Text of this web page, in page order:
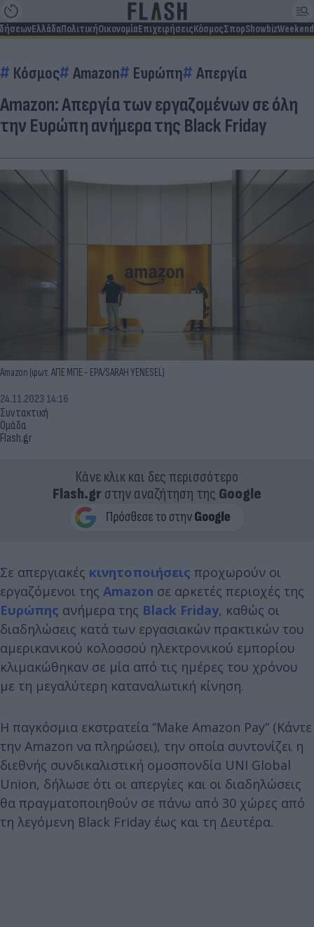
ΕλλάδαΠολιτικήΟικονομίαΕπιχειρήσειςΚόσμοςΣπορShowbizWeekend
Κόσμος Amazon Ευρώπη Απεργία
Amazon: Απεργία των εργαζομένων σε όλη
την Ευρώπη ανήμερα της Black Friday
Amazon (φωτ. ΑΠΕ ΜΠΕ - EPA/SARAH YENESEL)
Συντακτική
Ομάδα
Flash.gr
24.11.2023 14:16
Κάνε κλικ και δες περισσότερο
Flash.grστην αναζήτηση της Google
Σε απεργιακές κινητοποιήσεις προχωρούν οι
εργαζόμενοι της Amazon σε αρκετές περιοχές της
Ευρώπης ανήμερα της Black Friday, καθώς οι
διαδηλώσεις κατά των εργασιακών πρακτικών του
αμερικανικού κολοσσού ηλεκτρονικού εμπορίου
κλιμακώθηκαν σε μία από τις ημέρες του χρόνου
με τη μεγαλύτερη καταναλωτική κίνηση.
Η παγκόσμια εκστρατεία “Make Amazon Pay” (Κάντε
την Amazon να πληρώσει), την οποία συντονίζει η
διεθνής συνδικαλιστική ομοσπονδία UNI Global
Union, δήλωσε ότι οι απεργίες και οι διαδηλώσεις
θα πραγματοποιηθούν σε πάνω από 30 χώρες από
τη λεγόμενη Black Friday έως και τη Δευτέρα.